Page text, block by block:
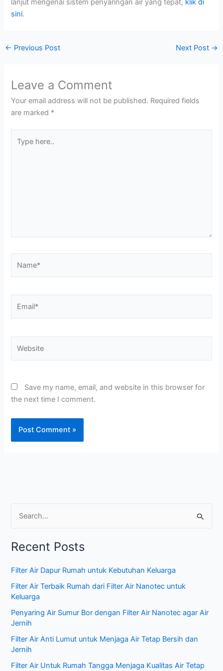
lanjut mengenai sistem penyaringan air yang tepat, klik di
sini.
← Previous Post Next Post →
Leave a Comment
Your email address will not be published. Required fields
are marked *
here..
Save my name, email, and website in this browser for
the next time I comment.
a
c
h
o
Recent Posts
Filter Air Dapur Rumah untuk Kebutuhan Keluarga
Filter Air Terbaik Rumah dari Filter Air Nanotec untuk
Keluarga
Penyaring Air Sumur Bor dengan Filter Air Nanotec agar Air
Jernih
Filter Air Anti Lumut untuk Menjaga Air Tetap Bersih dan
Jernih
Filter Air Untuk Rumah Tangga Menjaga Kualitas Air Tetap